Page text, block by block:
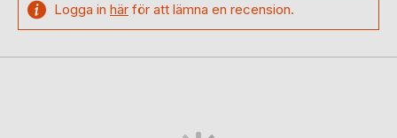
Logga in här för att lämna en recension.